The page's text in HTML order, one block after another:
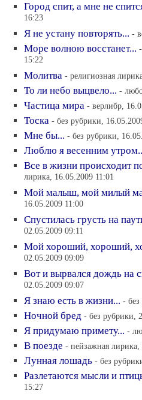
Город спит, а мне не
16:23
Я не устану повторять... -
Море волною восстанет...
15:22
Молитва - религиозная
То ли небо выцвело... -
Частица мира - верлибр,
Тоска - без рубрики,
Мне бы... - без рубрики,
Люблю я весенним
Все в жизни происходит
лирика, 16.05.2009 11:01
Мой малыш, мой милый
16.05.2009 11:00
Спустилась грусть на
02.05.2009 09:11
Мой хороший, хороший,
02.05.2009 09:09
Вот и вырвался дождь на
02.05.2009 09:07
Я знаю есть в жизни... -
Ночной бред - без рубрики,
Я придумаю примету... -
В поезде - пейзажная
Лунная лошадь - без
Разлетаются мысли и
15:27